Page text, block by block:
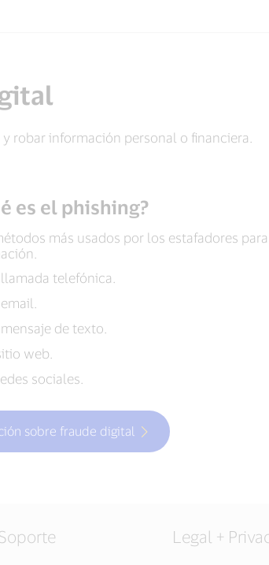
robar información personal o financiera.
es el phishing?
más usados por los estafadores
telefónica.
de texto.
web.
sociales.
sobre fraude digital
Legal +